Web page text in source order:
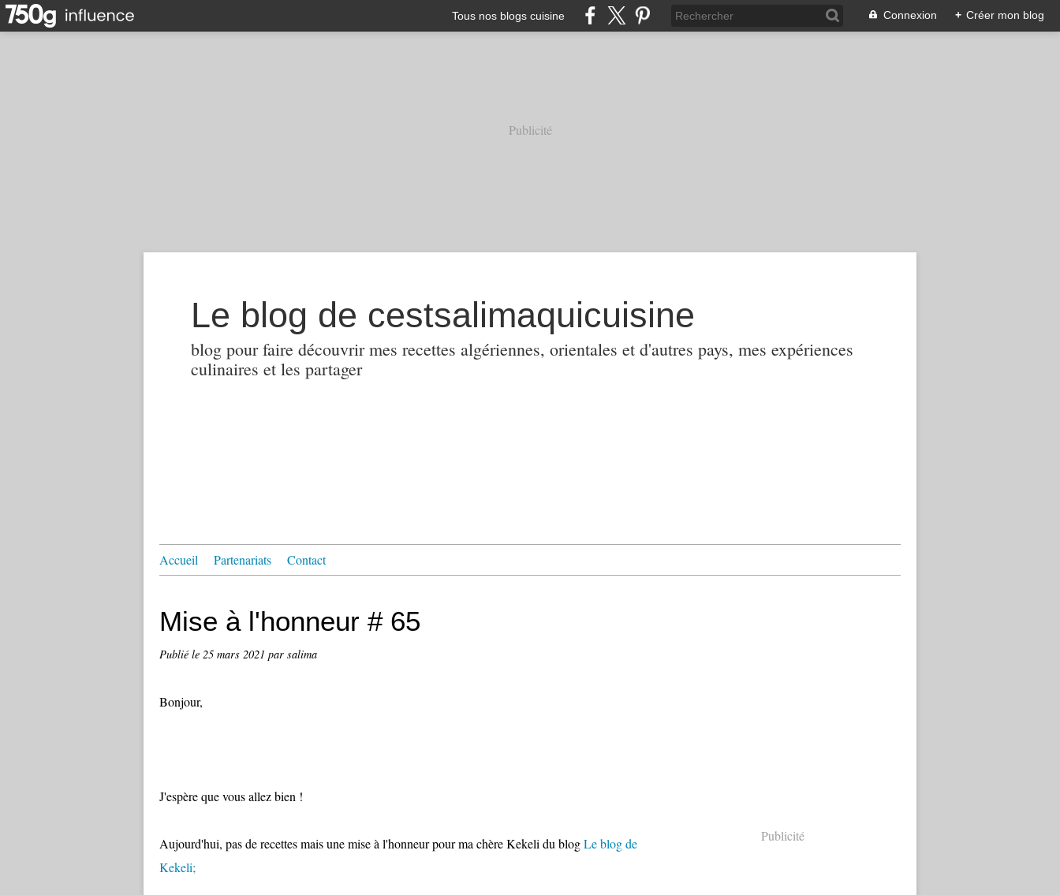
Tous nos blogs cuisine Connexion + Créer mon blog
Publicité
Le blog de cestsalimaquicuisine
blog pour faire découvrir mes recettes algériennes, orientales et d'autres pays, mes expériences
culinaires et les partager
Accueil Partenariats Contact
Mise à l'honneur # 65
Publié le 25 mars 2021 par salima
Bonjour,
J'espère que vous allez bien !
Aujourd'hui, pas de recettes mais une mise à l'honneur pour ma chère Kekeli du blogLe blog de
Kekeli;
Publicité